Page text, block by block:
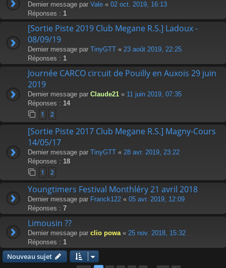
Dernier message par Vale « 02 oct. 2019, 16:13
Réponses : 1
[Sortie Piste 2019 Club Megane R.S.] Ladoux -
08/09/19
Dernier message par TinyGTT « 23 août 2019, 22:25
Réponses : 1
Journée CARCO circuit de Pouilly en Auxois 29 juin
2019
Dernier message par Claude21 « 11 juin 2019, 07:35
Réponses : 14
1 2
[Sortie Piste 2017 Club Megane R.S.] Magny-Cours
14/05/17
Dernier message par TinyGTT « 28 avr. 2019, 23:22
Réponses : 18
1 2
Youngtimers Festival Monthléry 21 avril 2018
Dernier message par Franck122 « 05 avr. 2019, 12:09
Réponses : 7
Limousin ??
Dernier message par clio powa « 25 nov. 2018, 15:32
Réponses : 1
Nouveau sujet